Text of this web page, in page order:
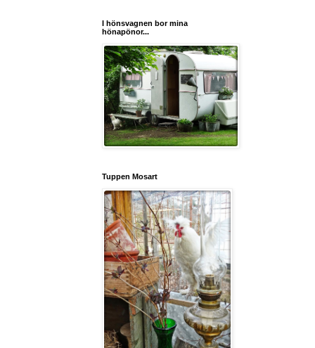
I hönsvagnen bor mina
hönapönor...
Tuppen Mosart